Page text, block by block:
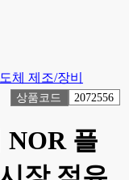
체 제조/장비
상품코드 2072556
NOR 플